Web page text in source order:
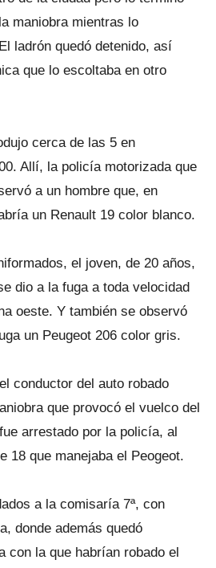
maniobra mientras lo
ladrón quedó detenido, así
que lo escoltaba en otro
cerca de las 5 en
Allí, la policía motorizada que
a un hombre que, en
un Renault 19 color blanco.
el joven, de 20 años,
dio a la fuga a toda velocidad
oeste. Y también se observó
un Peugeot 206 color gris.
conductor del auto robado
que provocó el vuelco del
arrestado por la policía, al
18 que manejaba el Peogeot.
a la comisaría 7ª, con
donde además quedó
con la que habrían robado el